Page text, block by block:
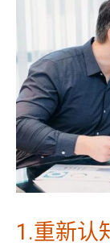
1.重新认